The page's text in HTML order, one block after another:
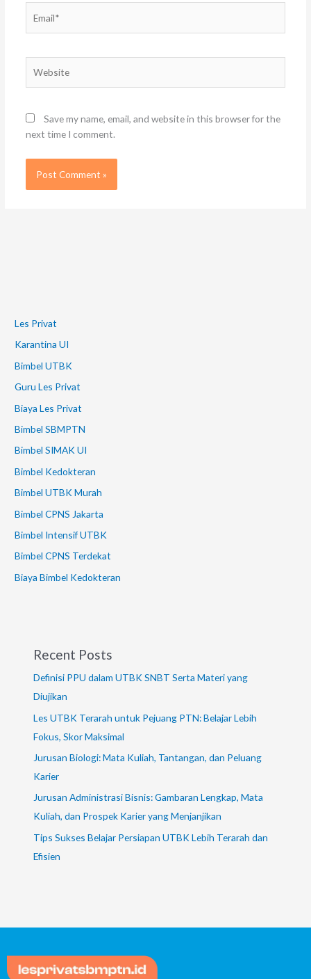
Save my name, email, and website in this browser for the
next time I comment.
Les Privat
Karantina UI
Bimbel UTBK
Guru Les Privat
Biaya Les Privat
Bimbel SBMPTN
Bimbel SIMAK UI
Bimbel Kedokteran
Bimbel UTBK Murah
Bimbel CPNS Jakarta
Bimbel Intensif UTBK
Bimbel CPNS Terdekat
Biaya Bimbel Kedokteran
Recent Posts
Definisi PPU dalam UTBK SNBT Serta Materi yang
Diujikan
Les UTBK Terarah untuk Pejuang PTN: Belajar Lebih
Fokus, Skor Maksimal
Jurusan Biologi: Mata Kuliah, Tantangan, dan Peluang
Karier
Jurusan Administrasi Bisnis: Gambaran Lengkap, Mata
Kuliah, dan Prospek Karier yang Menjanjikan
Tips Sukses Belajar Persiapan UTBK Lebih Terarah dan
Efisien